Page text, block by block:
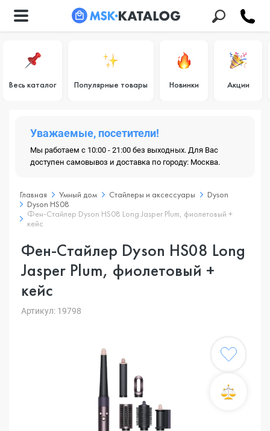
Весь каталог Популярные товары Новинки Акции
Уважаемые, посетители!
Мы работаем с 10:00 - 21:00 без выходных. Для Вас
доступен самовывоз и доставка по городу: Москва.
Главная Умный дом Стайлеры и аксессуары
Dyson
Dyson HS08
Фен-Стайлер Dyson HS08 Long Jasper Plum, фиолетовый +
кейс
Фен-Стайлер Dyson HS08 Long
Jasper Plum, фиолетовый +
кейс
Артикул: 19798